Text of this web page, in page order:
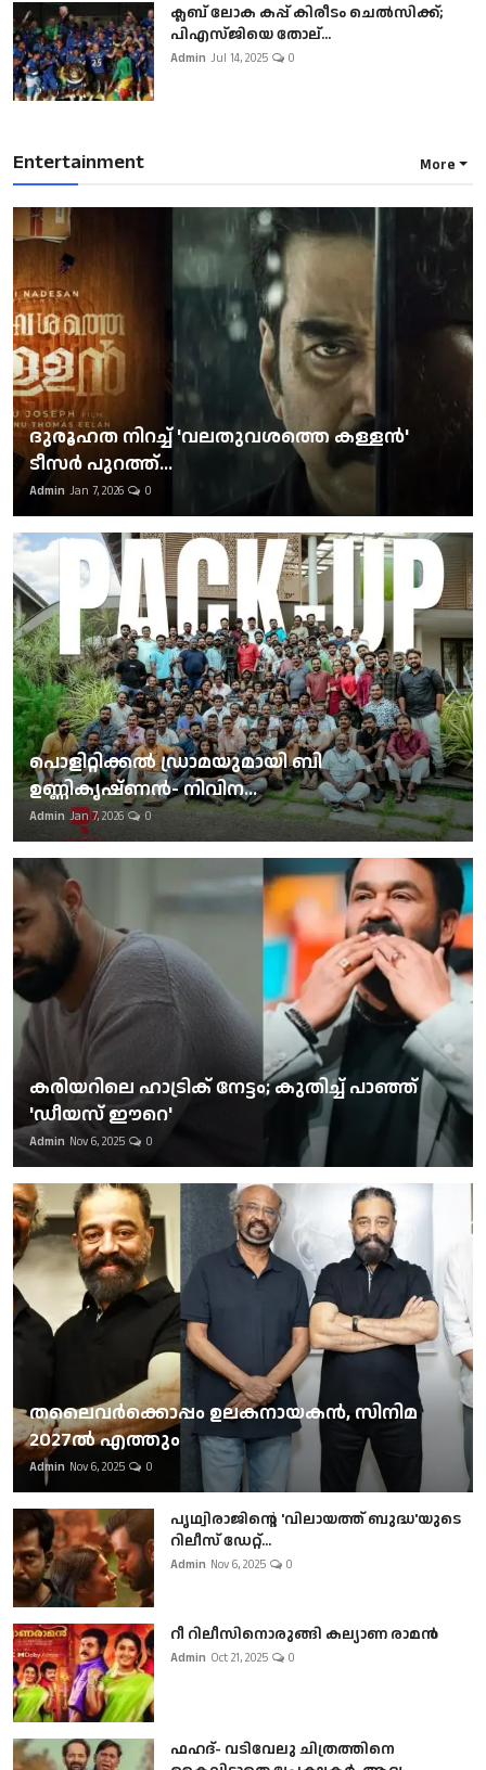
ക്ലബ് ലോക കപ്പ് കിരീടം ചെല്‍സിക്ക്;
പിഎസ്ജിയെ തോല്...
Admin Jul 14, 2025 0
Entertainment More
ദുരൂഹത നിറച്ച് 'വലതുവശത്തെ കള്ളന്‍'
ടീസര്‍ പുറത്ത്...
Admin Jan 7, 2026 0
പൊളിറ്റിക്കല്‍ ഡ്രാമയുമായി ബി
ഉണ്ണികൃഷ്ണന്‍- നിവിന...
Admin Jan 7, 2026 0
കരിയറിലെ ഹാട്രിക് നേട്ടം; കുതിച്ച് പാഞ്ഞ്
'ഡീയസ് ഈറെ'
Admin Nov 6, 2025 0
തലൈവര്‍ക്കൊപ്പം ഉലകനായകന്‍, സിനിമ
2027ല്‍ എത്തും
Admin Nov 6, 2025 0
പൃഥ്വിരാജിന്റെ 'വിലായത്ത് ബുദ്ധ'യുടെ
റിലീസ് ഡേറ്റ്...
Admin Nov 6, 2025 0
റീ റിലീസിനൊരുങ്ങി കല്യാണ രാമൻ
Admin Oct 21, 2025 0
ഫഹദ്- വടിവേലു ചിത്രത്തിനെ